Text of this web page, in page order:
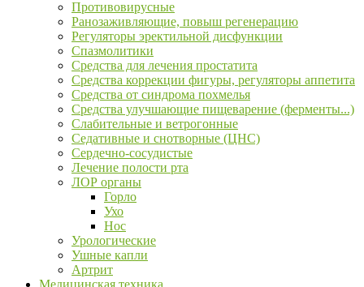
Противовирусные
Ранозаживляющие, повыш регенерацию
Регуляторы эректильной дисфункции
Спазмолитики
Средства для лечения простатита
Средства коррекции фигуры, регуляторы аппетита
Средства от синдрома похмелья
Средства улучшающие пищеварение (ферменты...)
Слабительные и ветрогонные
Седативные и снотворные (ЦНС)
Сердечно-сосудистые
Лечение полости рта
ЛОР органы
Горло
Ухо
Нос
Урологические
Ушные капли
Артрит